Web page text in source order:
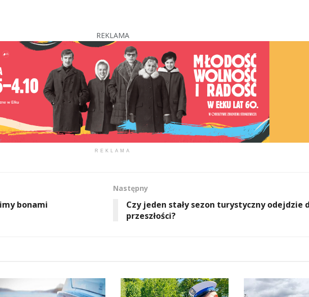
REKLAMA
REKLAMA
bonami
Następny
Czy jeden stały sezon turystyczny odejdzie
przeszłości?